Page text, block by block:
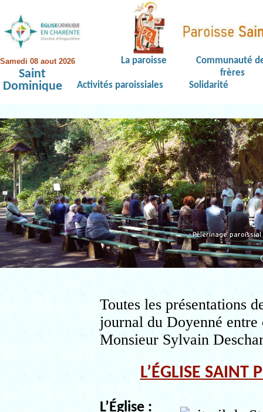
Samedi 08 aout 2026
Saint
Dominique
La paroisse
Communauté
frères
Activités paroissiales
Solidarité
Pèlerinage
Toutes les présentations
journal du Doyenné
Monsieur Sylvain
L’ÉGLISE SAINT
L’Église :